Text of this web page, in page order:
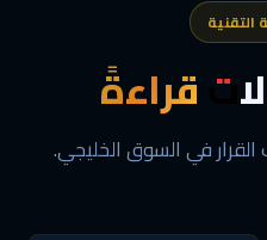
التقنية
قراءةً
في السوق الخليجي.